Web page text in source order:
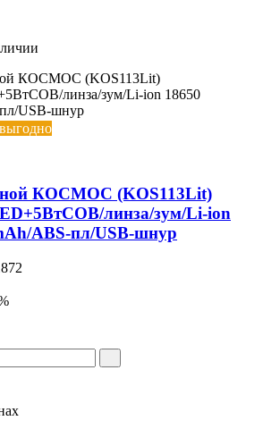
КОСМОС (KOS113Lit)
линза/зум/Li-ion
ABS-пл/USB-шнур